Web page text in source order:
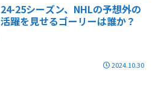
24-25シーズン、NHLの予想外の
活躍を見せるゴーリーは誰か？
2024.10.30